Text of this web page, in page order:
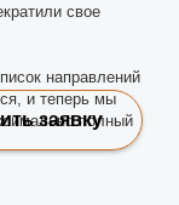
свое
направлений
и теперь мы
полный
заявку